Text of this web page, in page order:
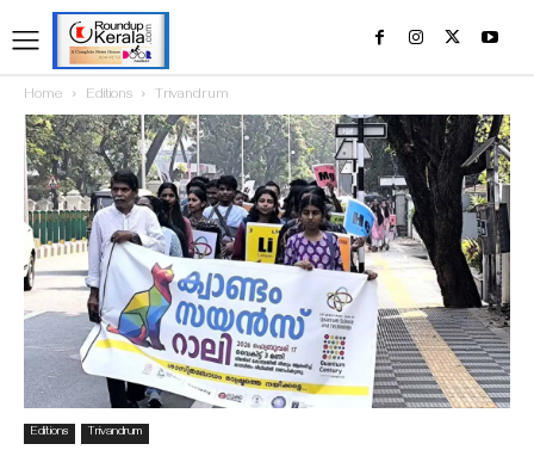
Home Editions Trivandrum
Editions Trivandrum